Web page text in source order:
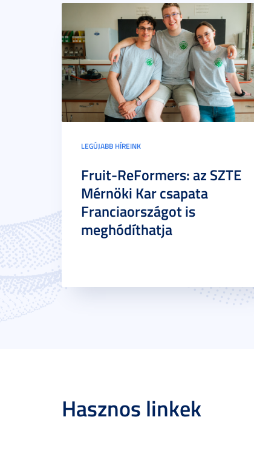
LEGÚJABB HÍREINK
Fruit-ReFormers: az SZTE
Mérnöki Kar csapata
Franciaországot is
meghódíthatja
Hasznos linkek